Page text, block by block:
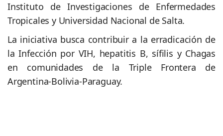
Instituto de Investigaciones de Enfermedades
Tropicales y Universidad Nacional de Salta.
La iniciativa busca contribuir a la erradicación de
la Infección por VIH, hepatitis B, sífilis y Chagas
en comunidades de la Triple Frontera de
Argentina-Bolivia-Paraguay.